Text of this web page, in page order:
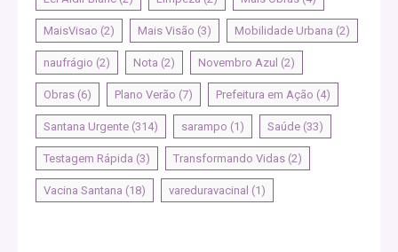
MaisVisao (2) Mais Visão (3) Mobilidade Urbana (2)
naufrágio (2) Nota (2) Novembro Azul (2)
Obras (6) Plano Verão (7) Prefeitura em Ação (4)
Santana Urgente (314) sarampo (1) Saúde (33)
Testagem Rápida (3) Transformando Vidas (2)
Vacina Santana (18) vareduravacinal (1)